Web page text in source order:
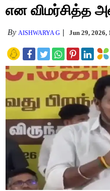
என விமர்சித்த
By AISHWARYA G Jun 29, 2026,